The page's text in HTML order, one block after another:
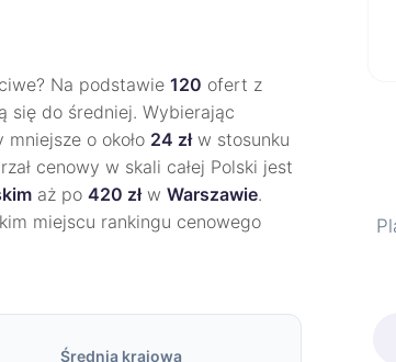
Na podstawie 120 ofert z
się do średniej. Wybierając
o około 24 złw stosunku
cenowy w skali całej Polski jest
aż po 420 złw Warszawie.
miejscu rankingu cenowego
Średnia krajowa